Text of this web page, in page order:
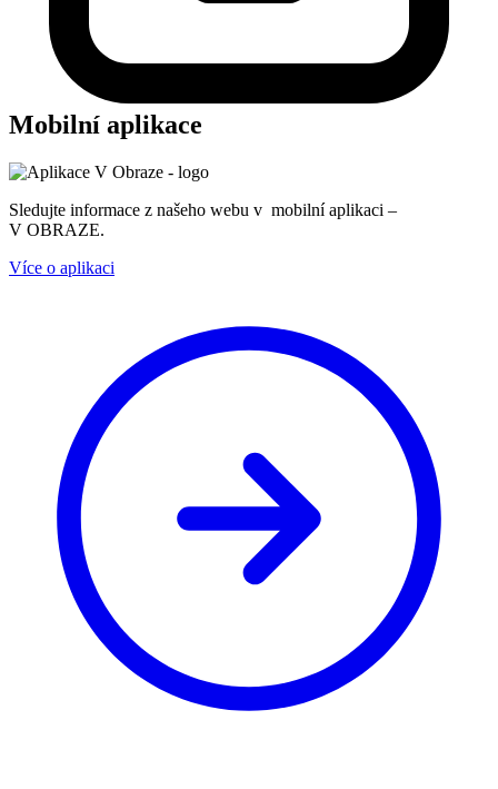
Mobilní aplikace
Sledujte informace z našeho webu v mobilní aplikaci –
V OBRAZE.
Více o aplikaci